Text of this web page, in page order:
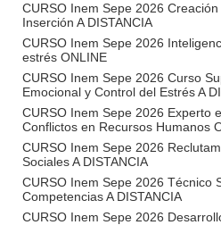
CURSO Inem Sepe 2026
Inserción A DISTANCIA
CURSO Inem Sepe 2026
estrés ONLINE
CURSO Inem Sepe 2026 Curso
Emocional y Control del Estrés A
CURSO Inem Sepe 2026 Experto
Conflictos en Recursos Humanos
CURSO Inem Sepe 2026
Sociales A DISTANCIA
CURSO Inem Sepe 2026 Técnico
Competencias A DISTANCIA
CURSO Inem Sepe 2026